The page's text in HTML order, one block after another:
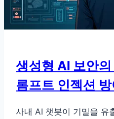
생성형 AI 보안
롬프트 인젝션
사내 AI 챗봇이 기밀을 유